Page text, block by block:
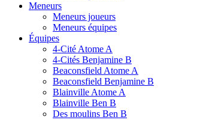
Meneurs
Meneurs joueurs
Meneurs équipes
Équipes
4-Cité Atome A
4-Cités Benjamine B
Beaconsfield Atome A
Beaconsfield Benjamine B
Blainville Atome A
Blainville Ben B
Des moulins Ben B